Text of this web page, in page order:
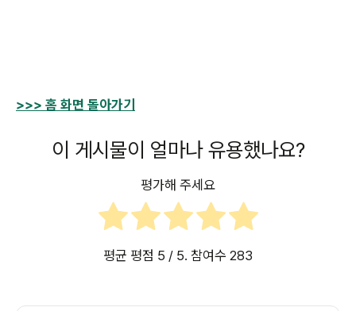
>>> 홈 화면 돌아가기
이 게시물이 얼마나 유용했나요?
평가해 주세요
평균 평점 5 / 5. 참여수 283